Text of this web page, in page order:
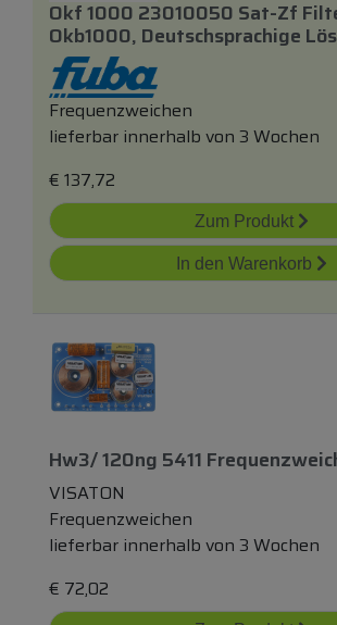
Okf 1000 23010050 Sat-Zf
Okb1000, Deutschsprachige
Frequenzweichen
lieferbar innerhalb von 3 Wochen
€ 137,72
Zum Produkt
In den Warenkorb
Hw3/ 120ng 5411
VISATON
Frequenzweichen
lieferbar innerhalb von 3 Wochen
€ 72,02